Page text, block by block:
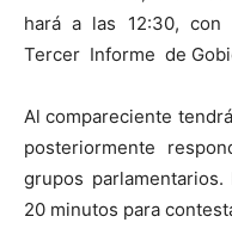
hará a las 12:30,
Tercer Informe de
Al compareciente
posteriormente
grupos
20 minutos para